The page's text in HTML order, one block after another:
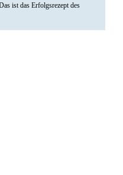
ist das Erfolgsrezept des